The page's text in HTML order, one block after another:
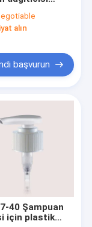
alın
başvurun
40 Şampuan
için plastik